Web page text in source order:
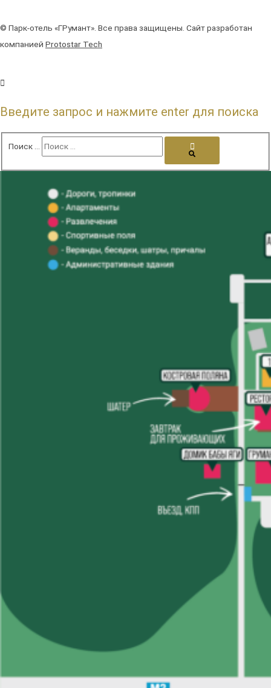
© Парк-отель «ГРумант». Все права защищены. Сайт разработан
компанией Protostar Tech
Введите запрос и нажмите enter для поиска
Поиск …